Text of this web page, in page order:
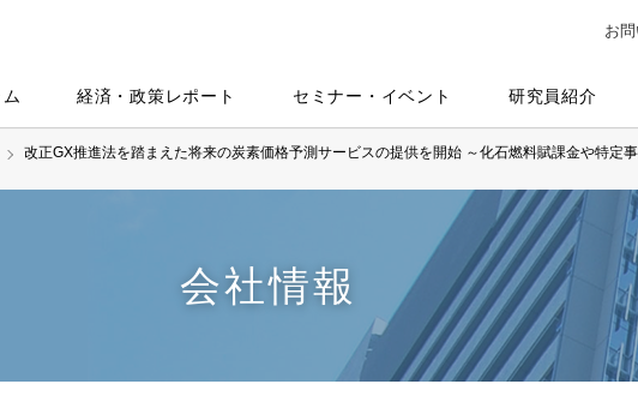
経済・政策レポート セミナー・イベント 研究員紹介
お
改正GX推進法を踏まえた将来の炭素価格予測サービスの提供を開始 ～化石燃料賦課金や特定
会社情報